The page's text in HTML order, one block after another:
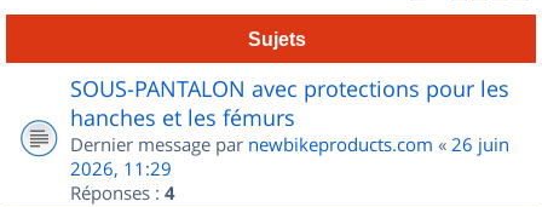
Sujets
SOUS-PANTALON avec protections pour les
hanches et les fémurs
Dernier message par newbikeproducts.com « 26 juin
2026, 11:29
Réponses : 4